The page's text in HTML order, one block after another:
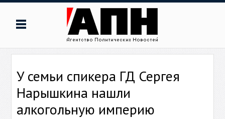
У семьи спикера ГД Сергея
Нарышкина нашли
алкогольную империю